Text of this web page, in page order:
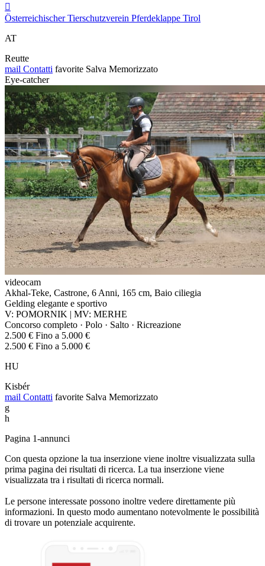

Österreichischer Tierschutzverein Pferdeklappe Tirol
AT
Reutte
mail Contatti favorite Salva Memorizzato
Eye-catcher
videocam
Akhal-Teke, Castrone, 6 Anni, 165 cm, Baio ciliegia
Gelding elegante e sportivo
V: POMORNIK | MV: MERHE
Concorso completo · Polo · Salto · Ricreazione
2.500 € Fino a 5.000 €
2.500 € Fino a 5.000 €
HU
Kisbér
mail Contatti favorite Salva Memorizzato
g
h
Pagina 1-annunci
Con questa opzione la tua inserzione viene inoltre visualizzata sulla
prima pagina dei risultati di ricerca. La tua inserzione viene
visualizzata tra i risultati di ricerca normali.
Le persone interessate possono inoltre vedere direttamente più
informazioni. In questo modo aumentano notevolmente le possibilità
di trovare un potenziale acquirente.